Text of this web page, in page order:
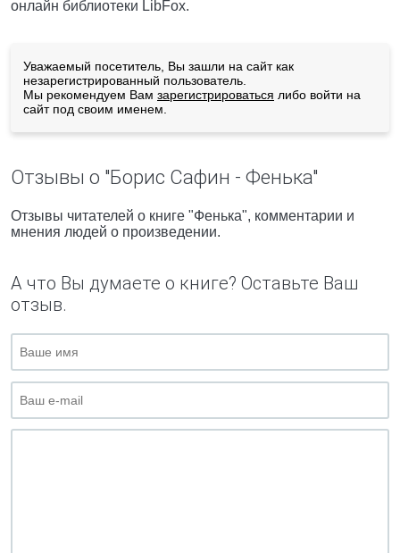
онлайн библиотеки LibFox.
Уважаемый посетитель, Вы зашли на сайт как
незарегистрированный пользователь.
Мы рекомендуем Вам зарегистрироваться либо войти на
сайт под своим именем.
Отзывы о "Борис Сафин - Фенька"
Отзывы читателей о книге "Фенька", комментарии и
мнения людей о произведении.
А что Вы думаете о книге? Оставьте Ваш
отзыв.